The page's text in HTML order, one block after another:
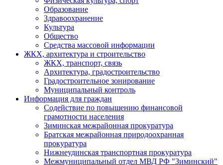
Образование
Здравоохранение
Культура
Общество
Средства массовой информации
ЖКХ, архитектура и строительство
ЖКХ, транспорт, связь
Архитектура, градостроительство
Градостроительное зонирование
Муниципальный контроль
Информация для граждан
Содействие по повышению финансовой
грамотности населения
Зиминская межрайонная прокуратура
Братская межрайонная природоохранная
прокуратура
Нижнеудинская транспортная прокуратура
Межмуниципальный отдел МВД РФ "Зиминский"